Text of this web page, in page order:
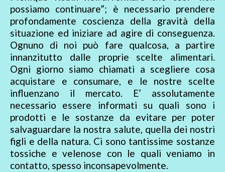
possiamo continuare”; è necessario prendere
profondamente coscienza della gravità della
situazione ed iniziare ad agire di conseguenza.
Ognuno di noi può fare qualcosa, a partire
innanzitutto dalle proprie scelte alimentari.
Ogni giorno siamo chiamati a scegliere cosa
acquistare e consumare, e le nostre scelte
influenzano il mercato. E’ assolutamente
necessario essere informati su quali sono i
prodotti e le sostanze da evitare per poter
salvaguardare la nostra salute, quella dei nostri
figli e della natura. Ci sono tantissime sostanze
tossiche e velenose con le quali veniamo in
contatto, spesso inconsapevolmente.